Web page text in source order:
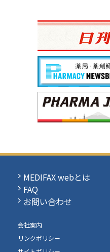
MEDIFAX webとは
FAQ
お問い合わせ
会社案内
リンクポリシー